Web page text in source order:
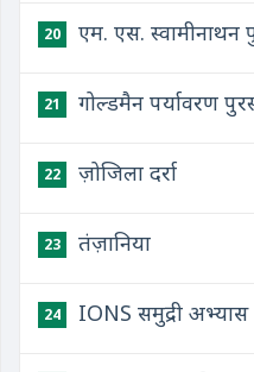
20 एम. एस. स्वामीनाथन
21 गोल्डमैन पर्यावरण
22 ज़ोजिला दर्रा
23 तंज़ानिया
24 IONS समुद्री